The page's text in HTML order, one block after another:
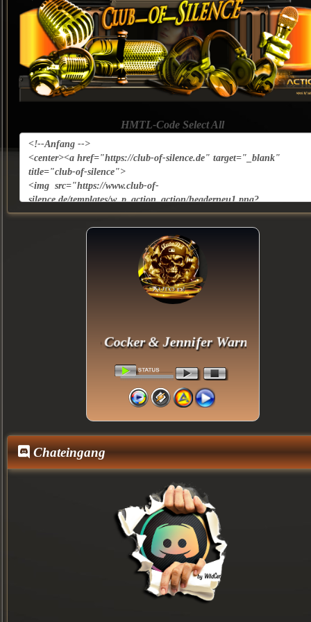
HMTL-Code Select All
Joe Cocker & Jennifer Warnes - Up
Chateingang